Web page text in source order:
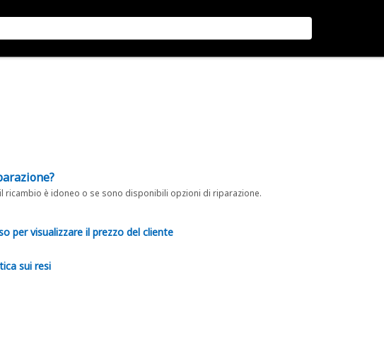
ricambio è idoneo o se sono disponibili opzioni di riparazione.
per visualizzare il prezzo del cliente
sui resi